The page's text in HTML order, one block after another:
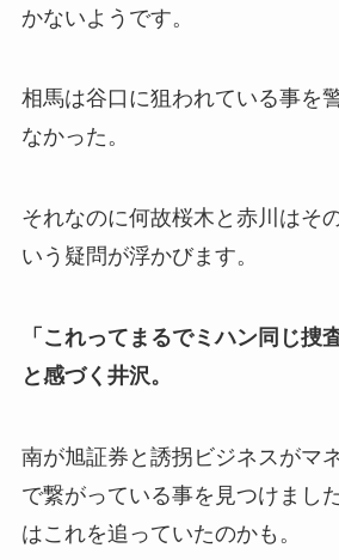
かないようです。
相馬は谷口に狙われている事を
なかった。
それなのに何故桜木と赤川はそ
いう疑問が浮かびます。
「これってまるでミハン同じ捜
と感づく井沢。
南が旭証券と誘拐ビジネスがマ
で繋がっている事を見つけまし
はこれを追っていたのかも。